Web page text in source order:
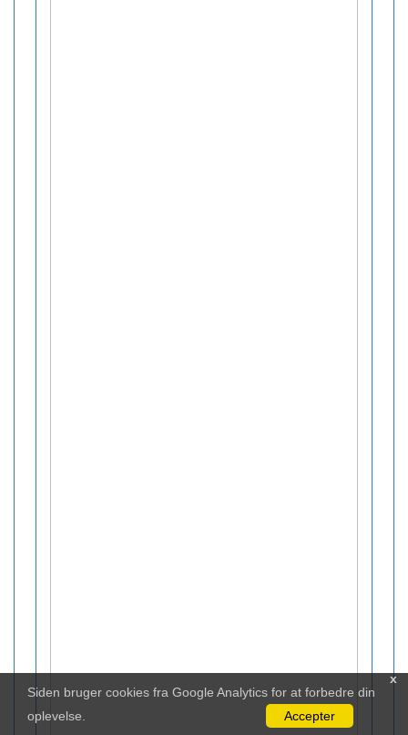
x
Siden bruger cookies fra Google Analytics for at forbedre din
oplevelse.
Accepter